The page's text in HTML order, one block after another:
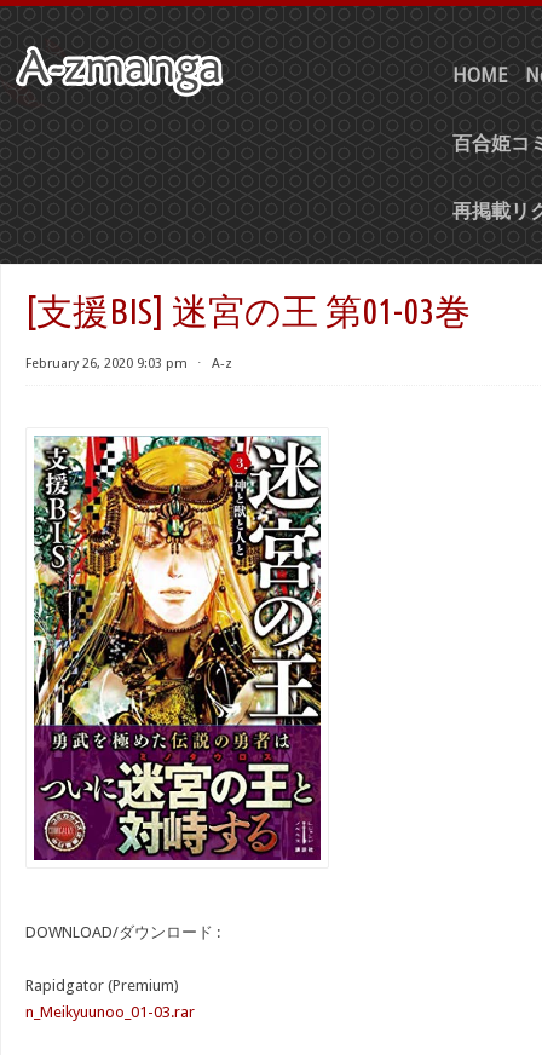
HOME
百合姫コ
再掲載リ
[支援BIS] 迷宮の王 第01-03巻
February 26, 2020 9:03 pm ⋅ A-z
DOWNLOAD/ダウンロード :
Rapidgator (Premium)
n_Meikyuunoo_01-03.rar